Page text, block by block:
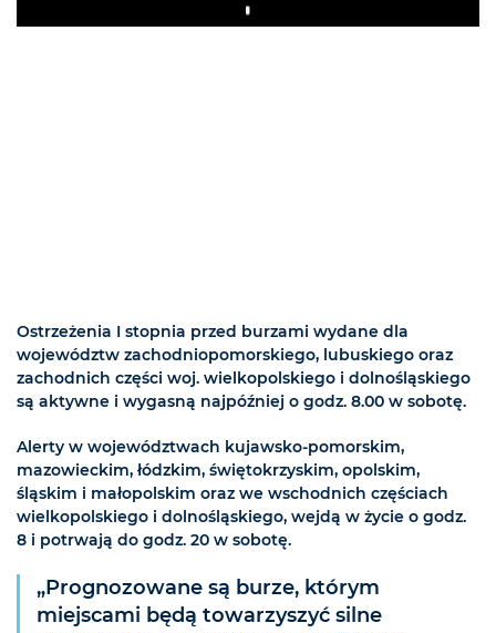
Play
Ostrzeżenia I stopnia przed burzami wydane dla
województw zachodniopomorskiego, lubuskiego oraz
zachodnich części woj. wielkopolskiego i dolnośląskiego
są aktywne i wygasną najpóźniej o godz. 8.00 w sobotę.
Alerty w województwach kujawsko-pomorskim,
mazowieckim, łódzkim, świętokrzyskim, opolskim,
śląskim i małopolskim oraz we wschodnich częściach
wielkopolskiego i dolnośląskiego, wejdą w życie o godz.
8 i potrwają do godz. 20 w sobotę.
„Prognozowane są burze, którym
miejscami będą towarzyszyć silne